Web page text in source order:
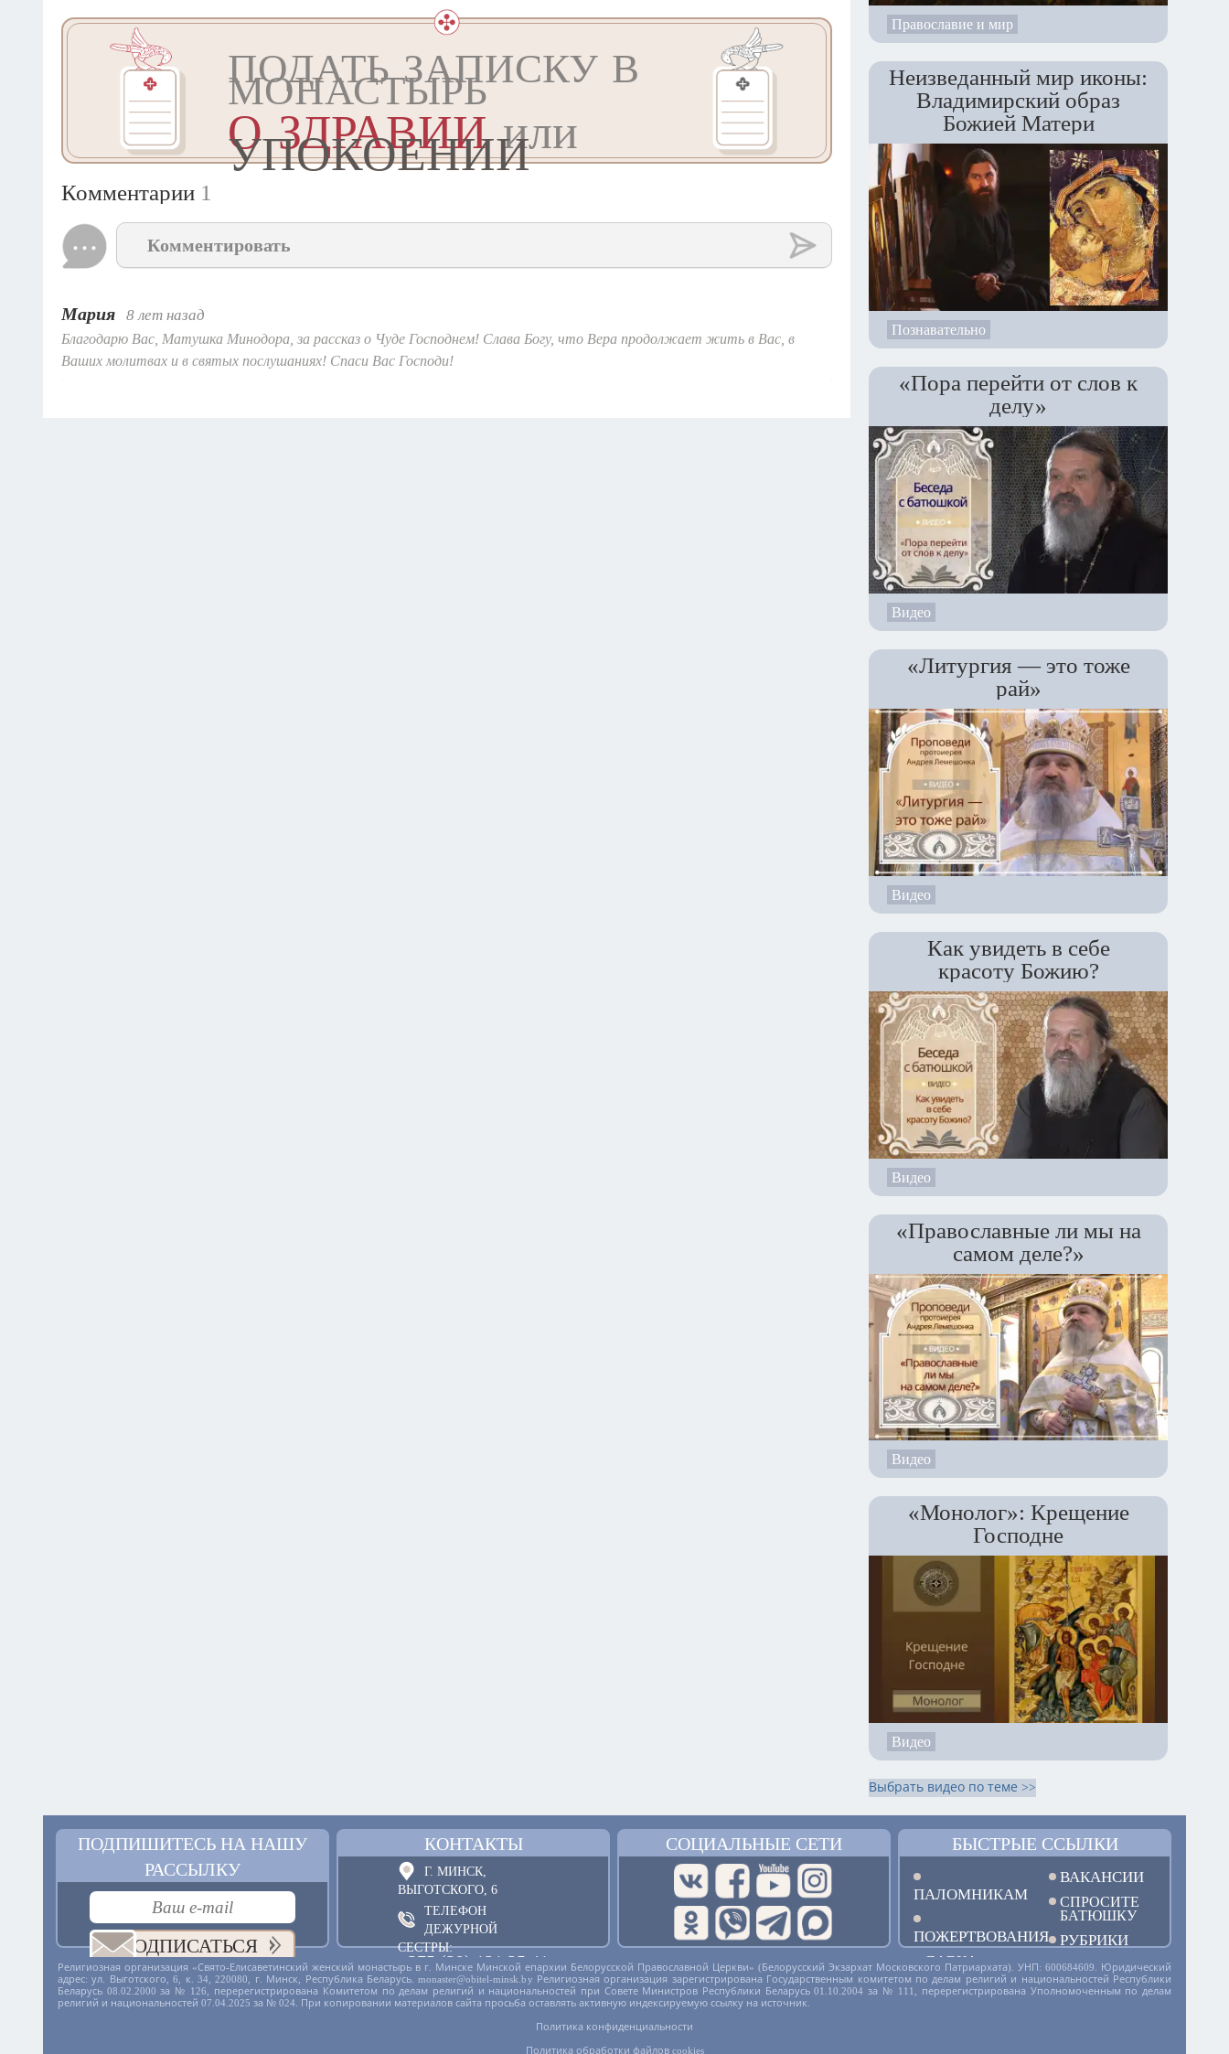
ПОДАТЬ ЗАПИСКУ В
МОНАСТЫРЬ
О ЗДРАВИИили
УПОКОЕНИИ
Комментарии 1
Комментировать
Мария 8 лет назад
Благодарю Вас, Матушка Минодора, за рассказ о Чуде Господнем! Слава Богу, что Вера продолжает жить в Вас, в
Ваших молитвах и в святых послушаниях! Спаси Вас Господи!
Православие и мир
Неизведанный мир иконы:
Владимирский образ
Божией Матери
Познавательно
«Пора перейти от слов к
делу»
Видео
«Литургия — это тоже
рай»
Видео
Как увидеть в себе
красоту Божию?
Видео
«Православные ли мы на
самом деле?»
Видео
«Монолог»: Крещение
Господне
Видео
Выбрать видео по теме >>
ПОДПИШИТЕСЬ НА НАШУ
РАССЫЛКУ
ПОДПИСАТЬСЯ
КОНТАКТЫ
Г. МИНСК,
ВЫГОТСКОГО, 6
ТЕЛЕФОН
ДЕЖУРНОЙ
СЕСТРЫ:
+375 (29) 121 25 41
ОБРАТНАЯ СВЯЗЬ
СОЦИАЛЬНЫЕ СЕТИ БЫСТРЫЕ ССЫЛКИ
ПАЛОМНИКАМ
ПОЖЕРТВОВАНИЯ
ЛАВКА
ВАКАНСИИ
СПРОСИТЕ
БАТЮШКУ
РУБРИКИ
Религиозная организация «Свято-Елисаветинский женский монастырь в г. Минске Минской епархии Белорусской Православной Церкви» (Белорусский Экзархат Московского Патриархата). УНП: 600684609. Юридический
адрес: ул. Выготского, 6, к. 34, 220080, г. Минск, Республика Беларусь. monaster@obitel-minsk.by Религиозная организация зарегистрирована Государственным комитетом по делам религий и национальностей Республики
Беларусь 08.02.2000 за № 126, перерегистрирована Комитетом по делам религий и национальностей при Совете Министров Республики Беларусь 01.10.2004 за № 111, перерегистрирована Уполномоченным по делам
религий и национальностей 07.04.2025 за № 024. При копировании материалов сайта просьба оставлять активную индексируемую ссылку на источник.
Политика конфиденциальности
Политика обработки файлов cookies